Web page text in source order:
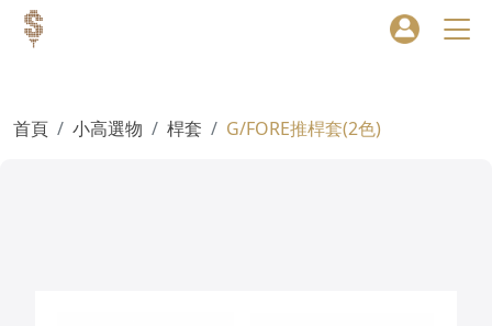
首頁 小高選物 桿套 G/FORE推桿套(2色)